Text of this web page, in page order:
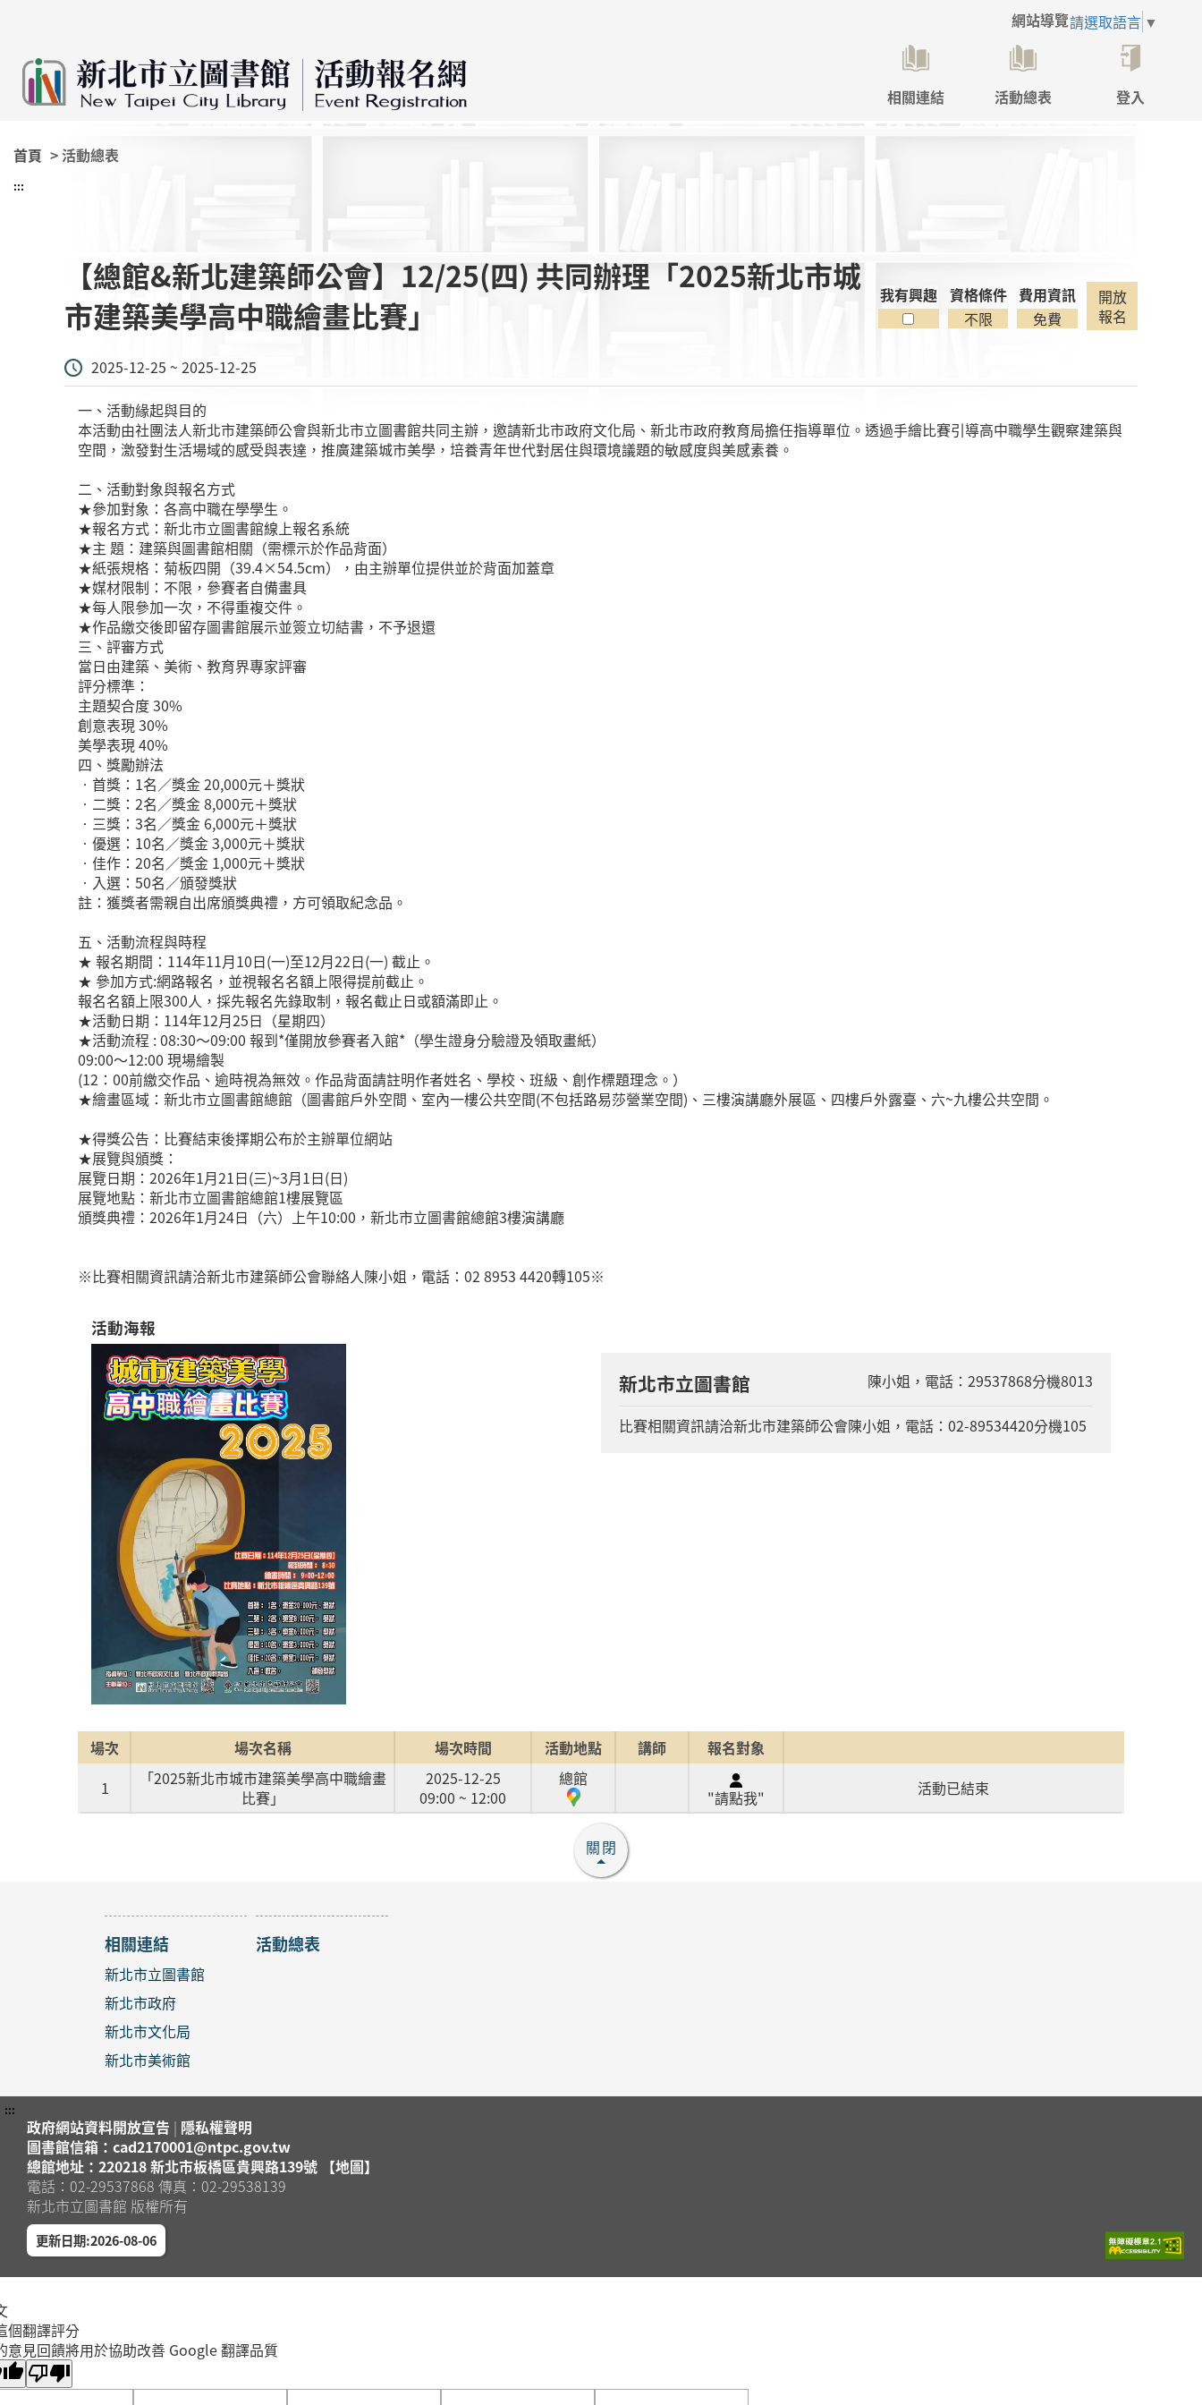
網站導覽請選取語言 ▼
相關連結
活動總表
視
窗
登入
首頁 > 活動總表
:::
【總館&新北建築師公會】12/25(四) 共同辦理「2025新北市城
市建築美學高中職繪畫比賽」
2025-12-25 ~ 2025-12-25
我有興趣 資格條件
不限
費用資訊
免費
開放
報名
一、活動緣起與目的
本活動由社團法人新北市建築師公會與新北市立圖書館共同主辦，邀請新北市政府文化局、新北市政府教育局擔任指導單位。透過手繪比賽引導高中職學生觀察建築與
空間，激發對生活場域的感受與表達，推廣建築城市美學，培養青年世代對居住與環境議題的敏感度與美感素養。
二、活動對象與報名方式
★參加對象：各高中職在學學生。
★報名方式：新北市立圖書館線上報名系統
★主 題：建築與圖書館相關（需標示於作品背面）
★紙張規格：菊板四開（39.4×54.5cm），由主辦單位提供並於背面加蓋章
★媒材限制：不限，參賽者自備畫具
★每人限參加一次，不得重複交件。
★作品繳交後即留存圖書館展示並簽立切結書，不予退還
三、評審方式
當日由建築、美術、教育界專家評審
評分標準：
主題契合度 30%
創意表現 30%
美學表現 40%
四、獎勵辦法
•首獎：1名／獎金 20,000元＋獎狀
•二獎：2名／獎金 8,000元＋獎狀
•三獎：3名／獎金 6,000元＋獎狀
•優選：10名／獎金 3,000元＋獎狀
•佳作：20名／獎金 1,000元＋獎狀
•入選：50名／頒發獎狀
註：獲獎者需親自出席頒獎典禮，方可領取紀念品。
五、活動流程與時程
★ 報名期間：114年11月10日(一)至12月22日(一) 截止。
★ 參加方式:網路報名，並視報名名額上限得提前截止。
報名名額上限300人，採先報名先錄取制，報名截止日或額滿即止。
★活動日期：114年12月25日（星期四）
★活動流程 : 08:30～09:00 報到*僅開放參賽者入館*（學生證身分驗證及領取畫紙）
09:00～12:00 現場繪製
(12：00前繳交作品、逾時視為無效。作品背面請註明作者姓名、學校、班級、創作標題理念。）
★繪畫區域：新北市立圖書館總館（圖書館戶外空間、室內一樓公共空間(不包括路易莎營業空間)、三樓演講廳外展區、四樓戶外露臺、六~九樓公共空間。
★得獎公告：比賽結束後擇期公布於主辦單位網站
★展覽與頒獎：
展覽日期：2026年1月21日(三)~3月1日(日)
展覽地點：新北市立圖書館總館1樓展覽區
頒獎典禮：2026年1月24日（六）上午10:00，新北市立圖書館總館3樓演講廳
※比賽相關資訊請洽新北市建築師公會聯絡人陳小姐，電話：02 8953 4420轉105※
活動海報
新北市立圖書館 陳小姐，電話：29537868分機8013
比賽相關資訊請洽新北市建築師公會陳小姐，電話：02-89534420分機105
場次 場次名稱 場次時間 活動地點 講師
報名對象
1
「2025新北市城市建築美學高中職繪畫
比賽」
2025-12-25
09:00 ~ 12:00
總館
"請點我"
活動已結束
關閉
相關連結
新北市立圖書館
新北市政府
新北市文化局
新北市美術館
活動總表
:::
政府網站資料開放宣告 | 隱私權聲明
圖書館信箱：cad2170001@ntpc.gov.tw
總館地址：220218 新北市板橋區貴興路139號 【地圖】
電話：02-29537868 傳真：02-29538139
新北市立圖書館 版權所有
更新日期:2026-08-06
個翻譯評分
意見回饋將用於協助改善 Google 翻譯品質